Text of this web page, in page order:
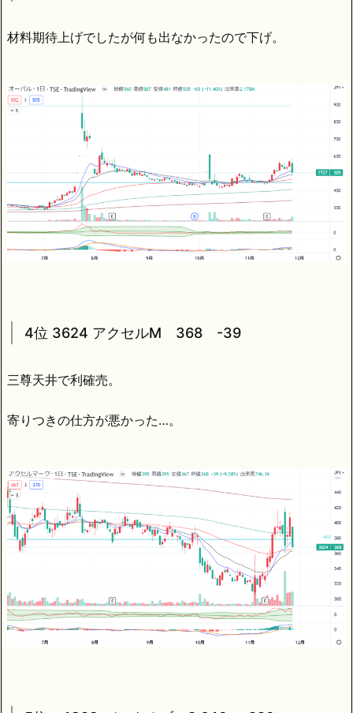
材料期待上げでしたが何も出なかったので下げ。
4位 3624 アクセルM 368 -39
三尊天井で利確売。
寄りつきの仕方が悪かった…。